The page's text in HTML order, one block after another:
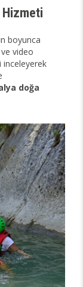
boyunca
video
inceleyerek
doğa